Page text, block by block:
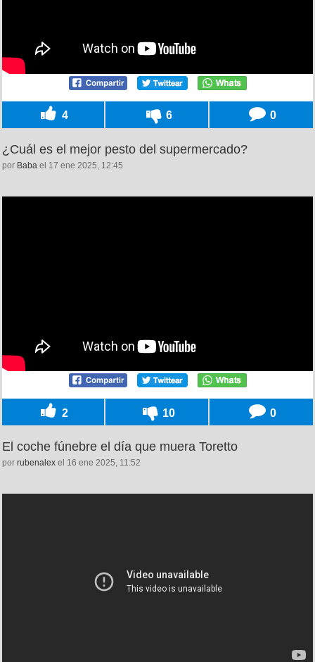
4 6 0
¿Cuál es el mejor pesto del supermercado?
por Baba el 17 ene 2025, 12:45
2 10 0
El coche fúnebre el día que muera Toretto
por rubenalex el 16 ene 2025, 11:52